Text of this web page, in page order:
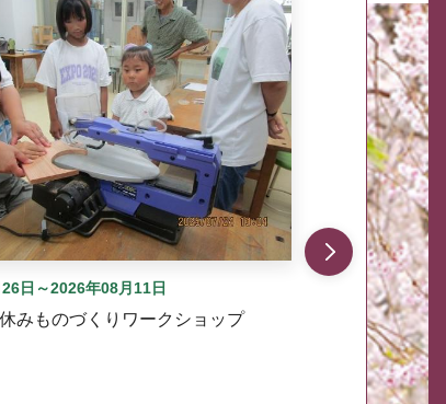
日～2026年08月11日
みものづくりワークショップ